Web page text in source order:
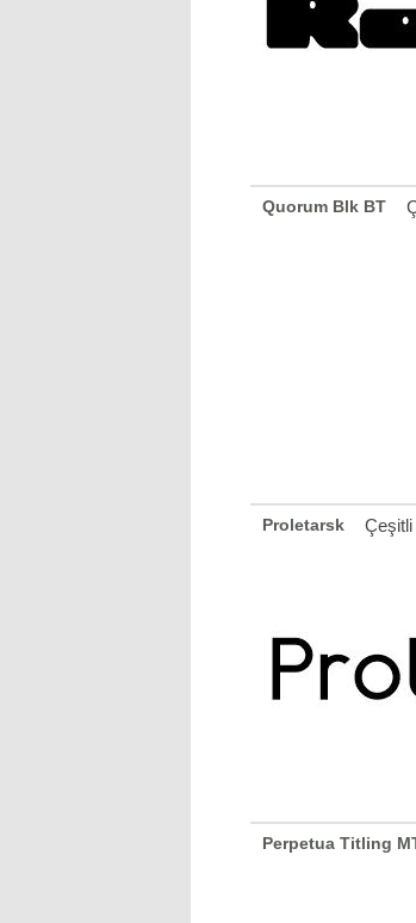
Quorum Blk BT
Proletarsk Çeşitli
Perpetua Titling